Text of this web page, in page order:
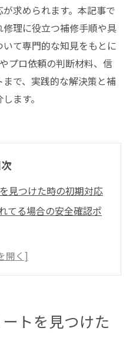
求められます。本記事で
理に役立つ補修手順や具
て専門的な知見をもとに
プロ依頼の判断材料、信
で、実践的な解決策と補
ます。
見つけた時の初期対応
てる場合の安全確認ポ
部分の進行を防ぐ方法
立つコンクリート点検
トを見つけた